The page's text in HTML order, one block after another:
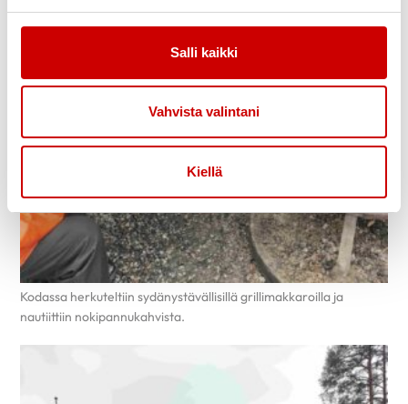
Salli kaikki
Vahvista valintani
Kiellä
Kodassa herkuteltiin sydänystävällisillä grillimakkaroilla ja
nautiittiin nokipannukahvista.